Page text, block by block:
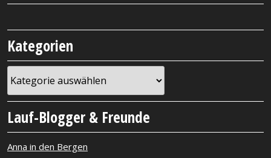
Kategorien
Lauf-Blogger & Freunde
Anna in den Bergen